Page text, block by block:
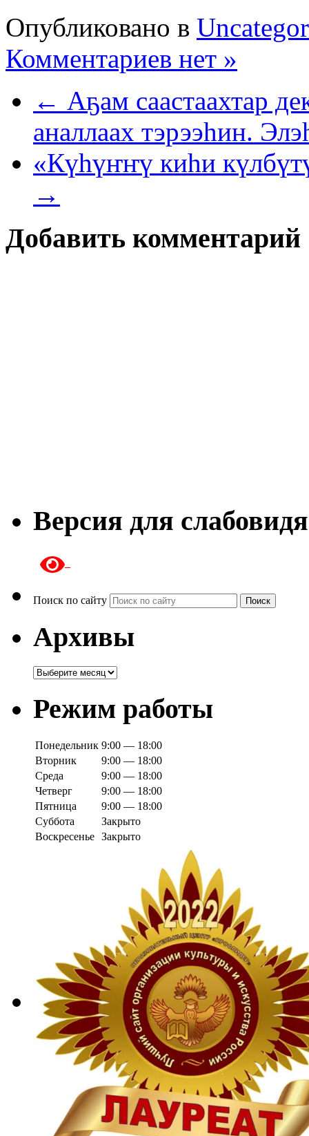
Опубликовано в
Комментариев нет »
← Аҕам саастаахтар
аналлаах тэрээһин.
«Күһүҥҥү киһи
→
Добавить комментарий
Версия для
Поиск по сайту Поиск
Архивы
Архивы
Режим работы
Понедельник 9:00 — 18:00
Вторник
9:00 — 18:00
Среда
9:00 — 18:00
Четверг
9:00 — 18:00
Пятница
9:00 — 18:00
Суббота
Закрыто
Воскресенье Закрыто